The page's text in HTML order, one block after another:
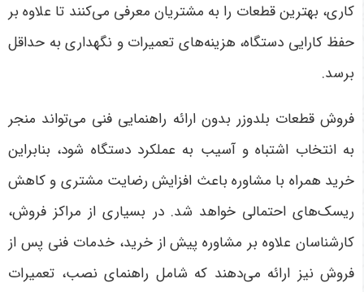
کاری، بهترین قطعات را به مشتریان معرفی می‌کنند تا علاوه بر
حفظ کارایی دستگاه، هزینه‌های تعمیرات و نگهداری به حداقل
برسد.
فروش قطعات بلدوزر بدون ارائه راهنمایی فنی می‌تواند منجر
به انتخاب اشتباه و آسیب به عملکرد دستگاه شود، بنابراین
خرید همراه با مشاوره باعث افزایش رضایت مشتری و کاهش
ریسک‌های احتمالی خواهد شد. در بسیاری از مراکز فروش،
کارشناسان علاوه بر مشاوره پیش از خرید، خدمات فنی پس از
فروش نیز ارائه می‌دهند که شامل راهنمای نصب، تعمیرات